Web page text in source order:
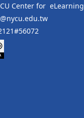
Center for eLearning